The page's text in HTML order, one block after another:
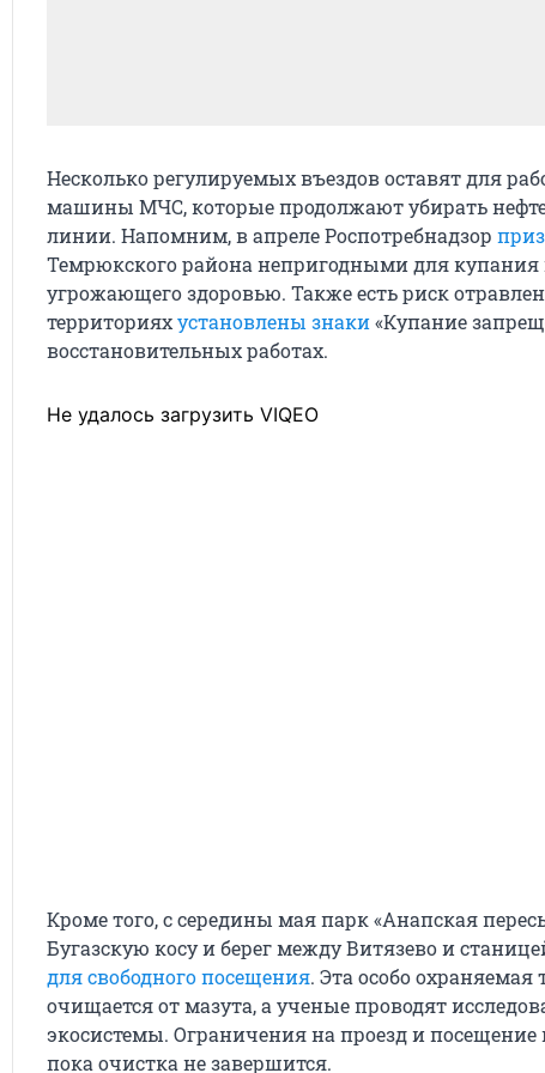
Несколько регулируемых въездов оставят для
машины МЧС, которые продолжают убирать
линии. Напомним, в апреле Роспотребнадзор
Темрюкского района непригодными для купания
угрожающего здоровью. Также есть риск
территорияхустановлены знаки«Купание
восстановительных работах.
Не удалось загрузить VIQEO
Кроме того, с середины мая парк «Анапская
Бугазскую косу и берег между Витязево и
для свободного посещения. Эта особо охраняемая
очищается от мазута, а ученые проводят
экосистемы. Ограничения на проезд и посещение
пока очистка не завершится.